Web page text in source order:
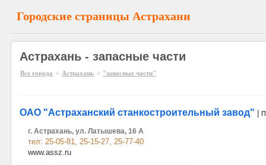
Городские страницы Астрахани
Астрахань - запасные части
Все города » Астрахань » "запасные части"
ОАО "Астраханский станкостроительный завод"
г. Астрахань, ул. Латышева, 16 А
тел: 25-05-81, 25-15-27, 25-77-40
www.assz.ru